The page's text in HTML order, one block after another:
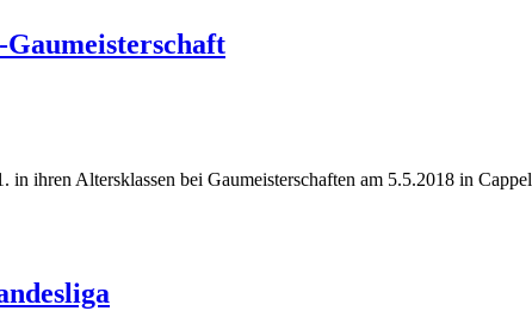
ihren Altersklassen bei Gaumeisterschaften am 5.5.2018 in Cappel